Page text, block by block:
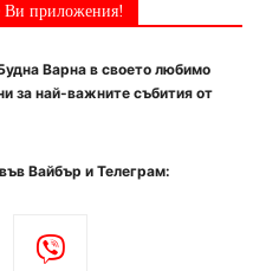
Ви приложения!
Варна в своето любимо
за най-важните събития от
Вайбър и Телеграм: